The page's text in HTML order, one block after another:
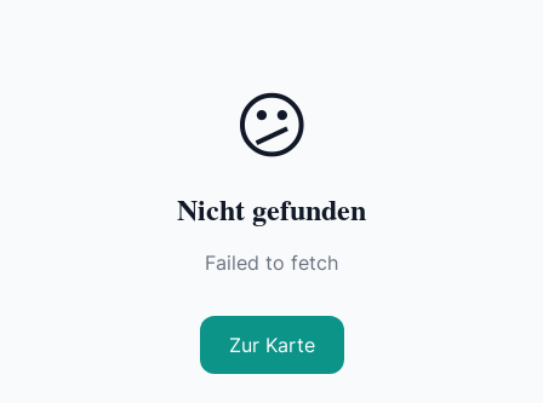
😕
Nicht gefunden
Failed to fetch
Zur Karte